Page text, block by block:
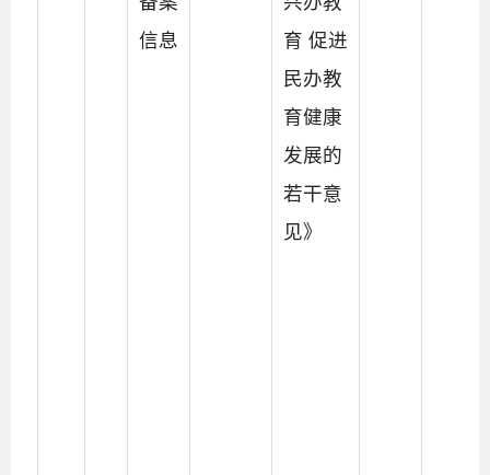
育 促进
民办教
育健康
发展的
若干意
见》
信息